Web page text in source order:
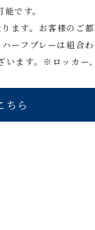
です。
す。お客様のご都
ーフプレーは組合わ
ます。※ロッカー
ちら